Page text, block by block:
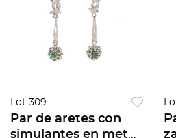
Lot 309
Par de aretes con
simulantes en metal